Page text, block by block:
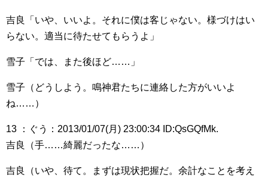
吉良「いや、いいよ。それに僕は客じゃない。様づけはい
らない。適当に待たせてもらうよ」
雪子「では、また後ほど……」
雪子（どうしよう。鳴神君たちに連絡した方がいいよ
ね……）
13 ：ぐう：2013/01/07(月) 23:00:34 ID:QsGQfMk.
吉良（手……綺麗だったな……）
吉良（いや、待て。まずは現状把握だ。余計なことを考え